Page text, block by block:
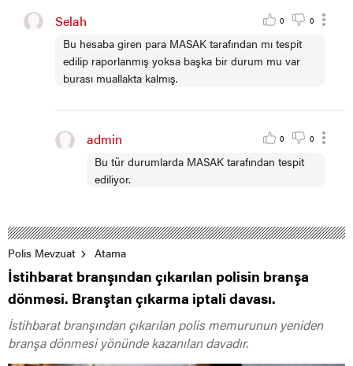
Selah 0 0
Bu hesaba giren para MASAK tarafından mı tespit
edilip raporlanmış yoksa başka bir durum mu var
burası muallakta kalmış.
admin 0 0
Bu tür durumlarda MASAK tarafından tespit
ediliyor.
Polis Mevzuat Atama
İstihbarat branşından çıkarılan polisin branşa
dönmesi. Branştan çıkarma iptali davası.
İstihbarat branşından çıkarılan polis memurunun yeniden
branşa dönmesi yönünde kazanılan davadır.